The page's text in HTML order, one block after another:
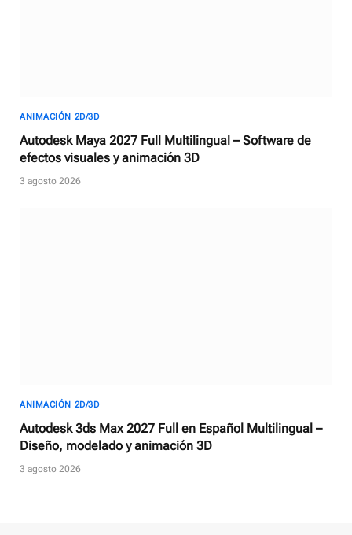
ANIMACIÓN 2D/3D
Autodesk Maya 2027 Full Multilingual – Software de
efectos visuales y animación 3D
3 agosto 2026
ANIMACIÓN 2D/3D
Autodesk 3ds Max 2027 Full en Español Multilingual –
Diseño, modelado y animación 3D
3 agosto 2026